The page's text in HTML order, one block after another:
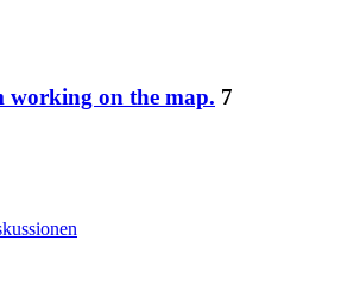
working on the map. 7